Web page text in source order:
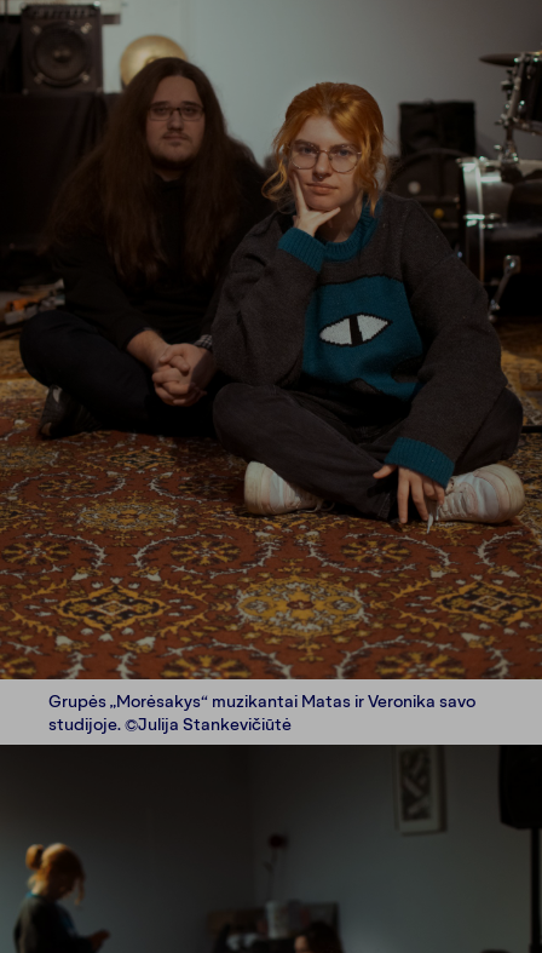
Grupės „Morėsakys“ muzikantai Matas ir Veronika savo
studijoje. ©Julija Stankevičiūtė